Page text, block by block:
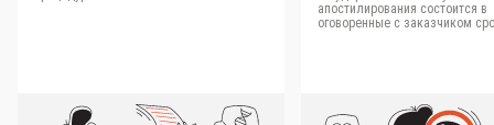
апостилирования состоится в
оговоренные с заказчиком